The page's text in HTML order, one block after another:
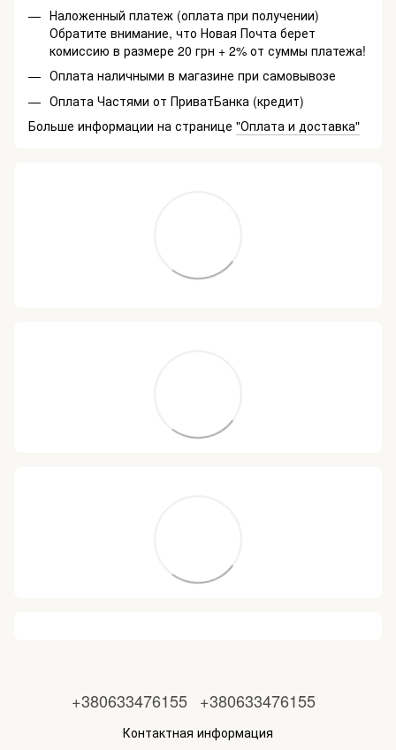
Наложенный платеж (оплата при получении)
Обратите внимание, что Новая Почта берет
комиссию в размере 20 грн + 2% от суммы платежа!
Оплата наличными в магазине при самовывозе
Оплата Частями от ПриватБанка (кредит)
Больше информации на странице "Оплата и доставка"
+380633476155 +380633476155
Контактная информация